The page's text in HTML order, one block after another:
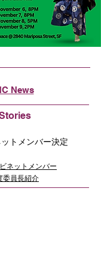
News
トメンバー決定
ネットメンバー
委員長紹介